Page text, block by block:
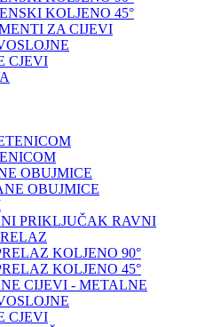
KOLJENO 45°
ZA CIJEVI
CJEVI
OBUJMICE
OBUJMICE
PRIKLJUČAK RAVNI
KOLJENO 90°
KOLJENO 45°
CIJEVI - METALNE
CJEVI